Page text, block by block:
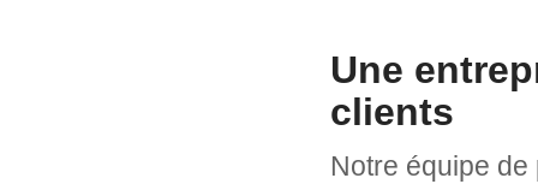
Une
clients
Notre équipe